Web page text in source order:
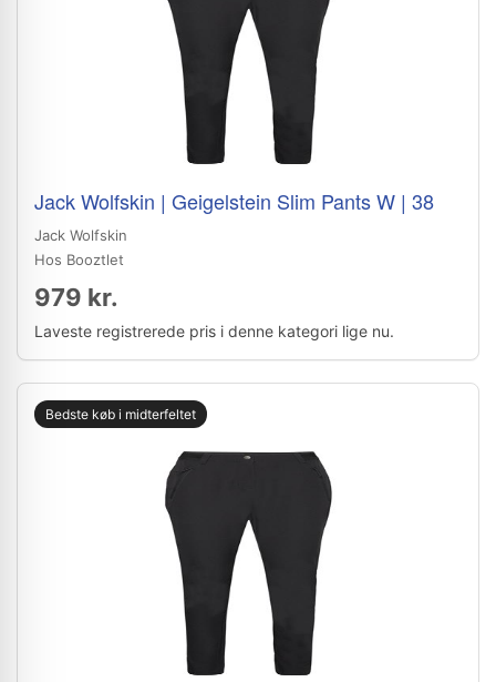
Jack Wolfskin | Geigelstein Slim Pants W | 38
Jack Wolfskin
Hos Booztlet
979 kr.
Laveste registrerede pris i denne kategori lige nu.
Bedste køb i midterfeltet